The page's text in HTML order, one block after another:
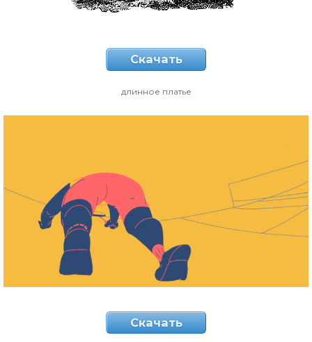
Скачать
длинное платье
Скачать